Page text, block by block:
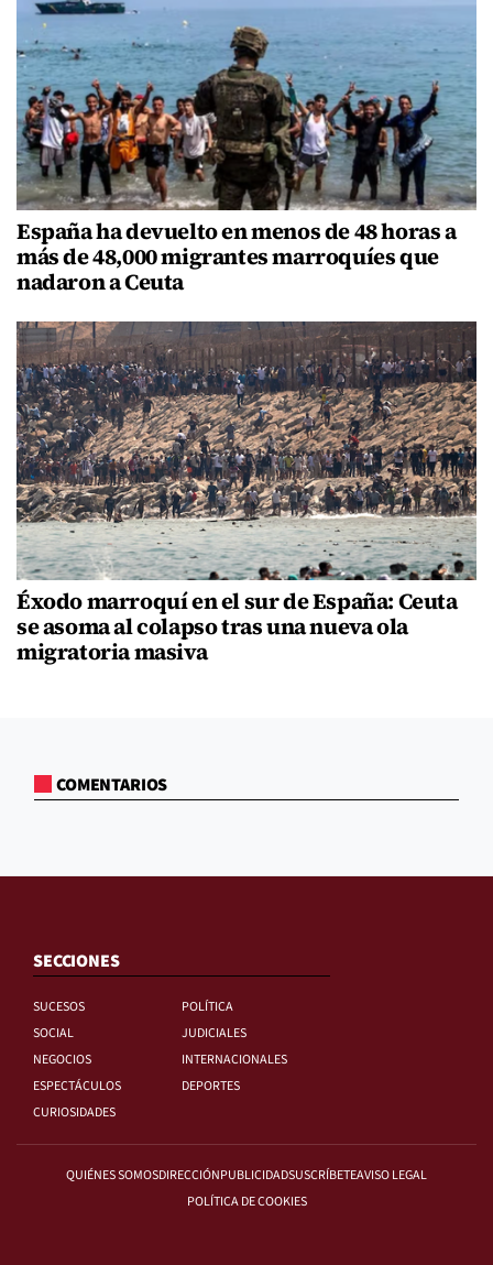
España ha devuelto en menos de 48 horas a
más de 48,000 migrantes marroquíes que
nadaron a Ceuta
Éxodo marroquí en el sur de España: Ceuta
se asoma al colapso tras una nueva ola
migratoria masiva
COMENTARIOS
SECCIONES
SUCESOS
POLÍTICA
SOCIAL
JUDICIALES
NEGOCIOS
INTERNACIONALES
ESPECTÁCULOS
DEPORTES
CURIOSIDADES
QUIÉNES SOMOSDIRECCIÓNPUBLICIDADSUSCRÍBETEAVISO LEGAL
POLÍTICA DE COOKIES